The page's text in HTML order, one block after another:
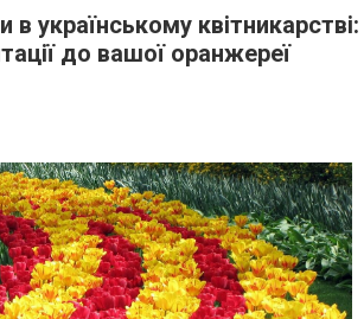
в українському квітникарстві:
до вашої оранжереї